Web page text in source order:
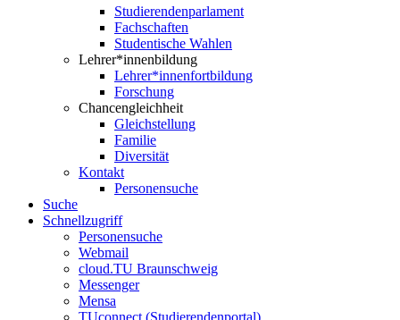
Studierendenparlament
Fachschaften
Studentische Wahlen
Lehrer*innenbildung
Lehrer*innenfortbildung
Forschung
Chancengleichheit
Gleichstellung
Familie
Diversität
Kontakt
Personensuche
Suche
Schnellzugriff
Personensuche
Webmail
cloud.TU Braunschweig
Messenger
Mensa
TUconnect (Studierendenportal)